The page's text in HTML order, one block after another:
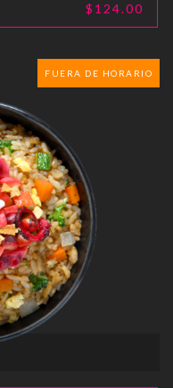
$124.00
FUERA DE HORARIO